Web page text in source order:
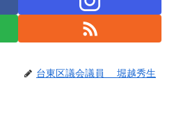
台東区議会議員 堀越秀生